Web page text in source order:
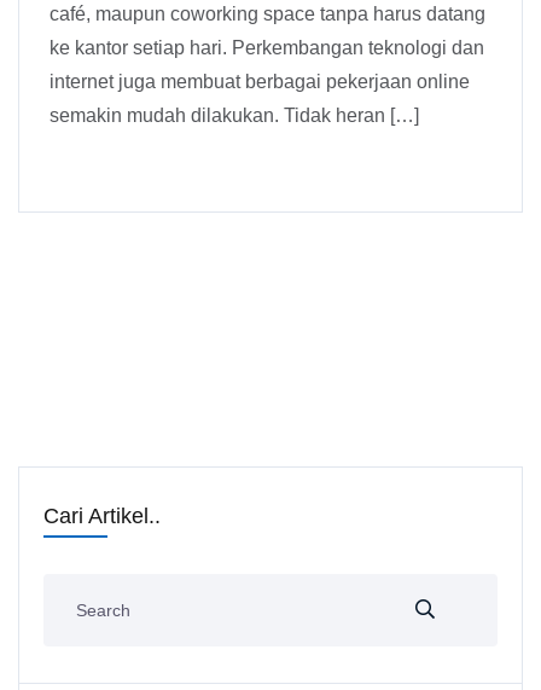
café, maupun coworking space tanpa harus datang
ke kantor setiap hari. Perkembangan teknologi dan
internet juga membuat berbagai pekerjaan online
semakin mudah dilakukan. Tidak heran […]
Cari Artikel..